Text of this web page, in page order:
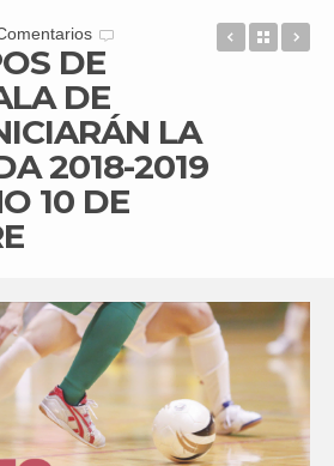
DE
DE
LA
2018-2019
10 DE
ECOSBack